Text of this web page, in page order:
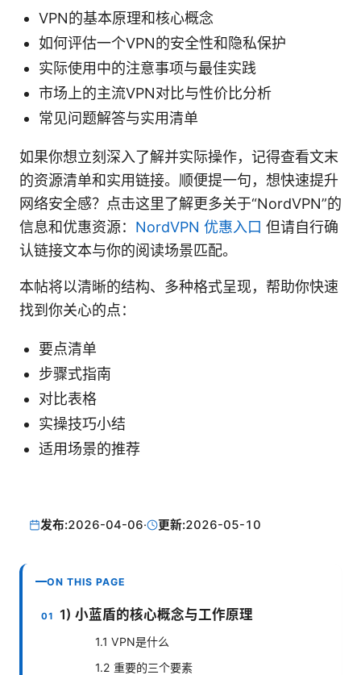
VPN的基本原理和核心概念
如何评估一个VPN的安全性和隐私保护
实际使用中的注意事项与最佳实践
市场上的主流VPN对比与性价比分析
常见问题解答与实用清单
如果你想立刻深入了解并实际操作，记得查看文末
的资源清单和实用链接。顺便提一句，想快速提升
网络安全感？点击这里了解更多关于“NordVPN”的
信息和优惠资源： NordVPN 优惠入口 但请自行确
认链接文本与你的阅读场景匹配。
本帖将以清晰的结构、多种格式呈现，帮助你快速
找到你关心的点：
要点清单
步骤式指南
对比表格
实操技巧小结
适用场景的推荐
发布:2026-04-06· 更新:2026-05-10
ON THIS PAGE
1) 小蓝盾的核心概念与工作原理
1.1 VPN是什么
1.2 重要的三个要素